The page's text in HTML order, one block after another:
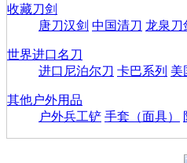
收藏刀剑
唐刀汉剑 中国清刀 龙泉刀
世界进口名刀
进口尼泊尔刀 卡巴系列 美
其他户外用品
户外兵工铲 手套（面具）